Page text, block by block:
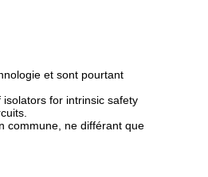
et sont pourtant
for intrinsic safety
commune, ne différant que